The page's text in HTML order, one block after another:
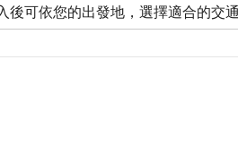
後可依您的出發地，選擇適合的交